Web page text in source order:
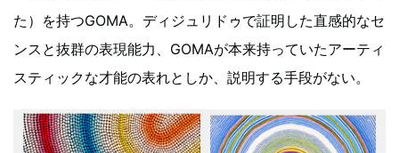
た）を持つGOMA。ディジュリドゥで証明した直感的なセ
ンスと抜群の表現能力、GOMAが本来持っていたアーティ
スティックな才能の表れとしか、説明する手段がない。